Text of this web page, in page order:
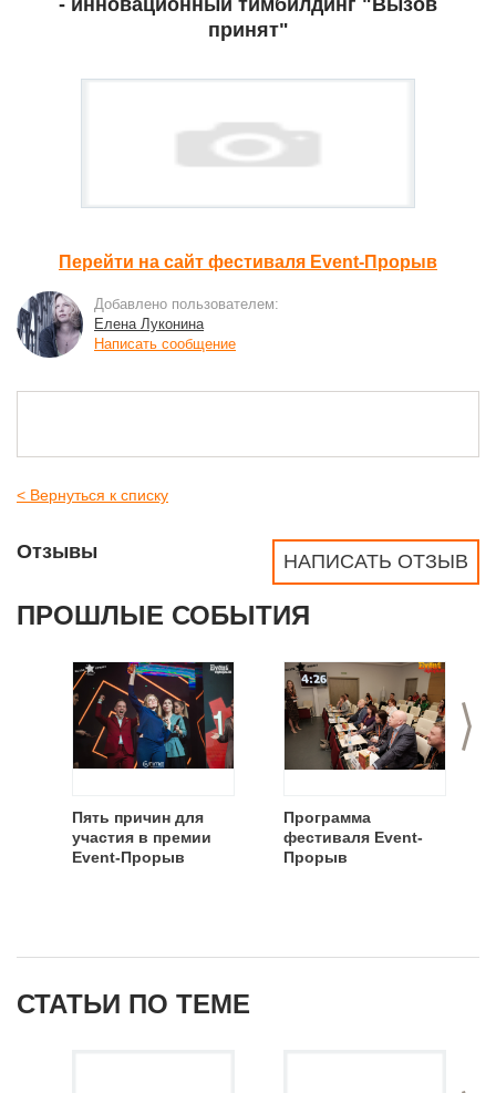
- инновационный тимбилдинг "Вызов
принят"
Перейти на сайт фестиваля Event-Прорыв
Добавлено пользователем:
Елена Луконина
Написать сообщение
< Вернуться к списку
НАПИСАТЬ ОТЗЫВ
Отзывы
ПРОШЛЫЕ СОБЫТИЯ
>
Пять причин для
участия в премии
Event-Прорыв
Программа
фестиваля Event-
Прорыв
СТАТЬИ ПО ТЕМЕ